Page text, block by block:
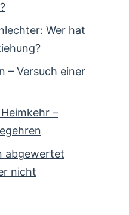
Wer hat
– Versuch einer
–
abgewertet
nicht